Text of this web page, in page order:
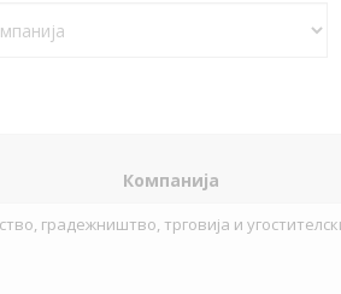
Компанија
градежништво, трговија и